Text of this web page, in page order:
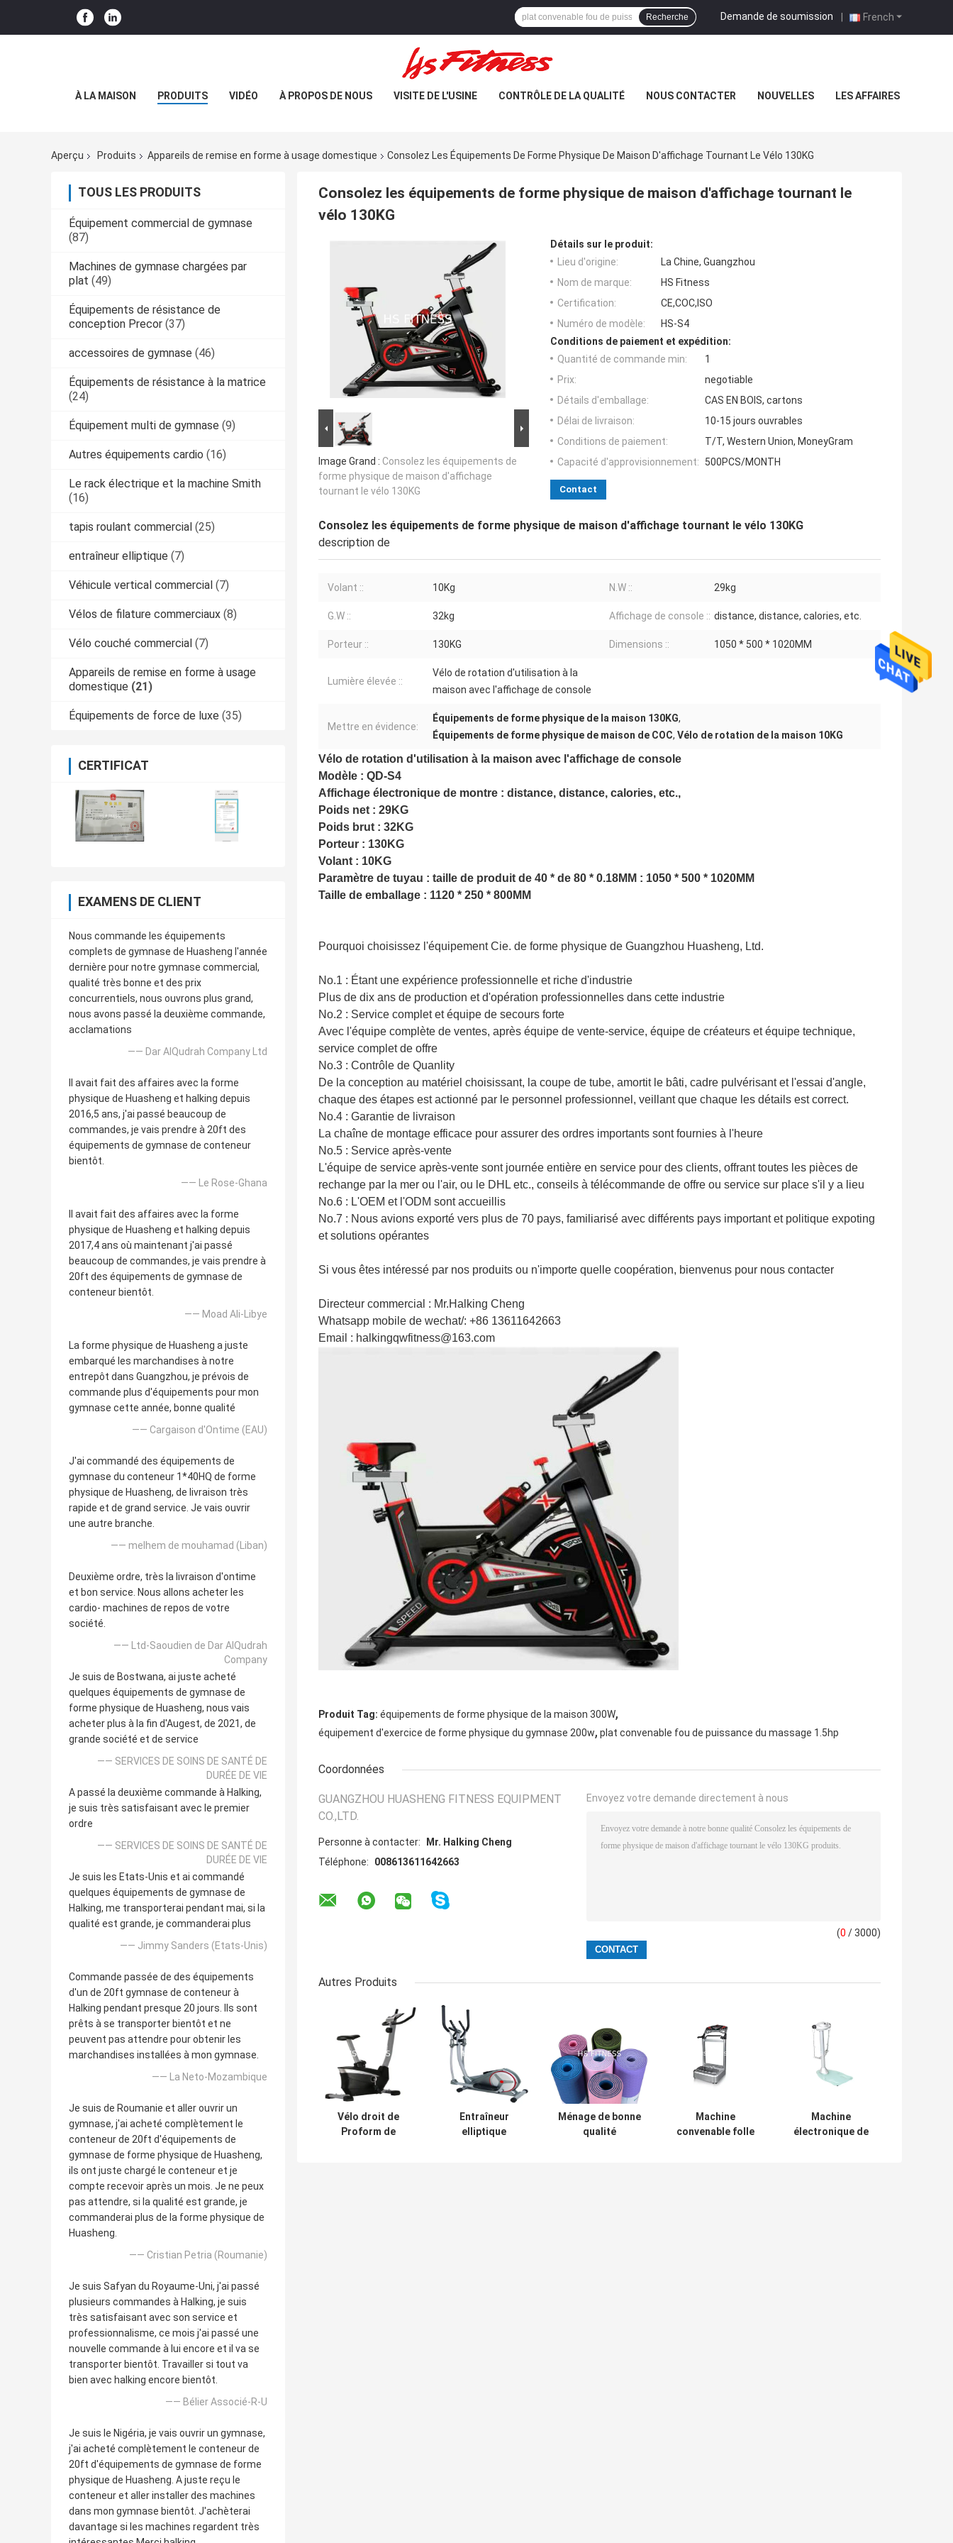
French
Demande de soumission |
Recherche
À LA MAISON PRODUITS VIDÉO À PROPOS DE NOUS VISITE DE L'USINE CONTRÔLE DE LA QUALITÉ NOUS CONTACTER NOUVELLES LES AFFAIRES
Aperçu Produits Appareils de remise en forme à usage domestique Consolez Les Équipements De Forme Physique De Maison D'affichage Tournant Le Vélo 130KG
TOUS LES PRODUITS
Équipement commercial de gymnase
(87)
Machines de gymnase chargées par
plat (49)
Équipements de résistance de
conception Precor (37)
accessoires de gymnase (46)
Équipements de résistance à la matrice
(24)
Équipement multi de gymnase (9)
Autres équipements cardio (16)
Le rack électrique et la machine Smith
(16)
tapis roulant commercial (25)
entraîneur elliptique (7)
Véhicule vertical commercial (7)
Vélos de filature commerciaux (8)
Vélo couché commercial (7)
Appareils de remise en forme à usage
domestique (21)
Équipements de force de luxe (35)
CERTIFICAT
EXAMENS DE CLIENT
Nous commande les équipements
complets de gymnase de Huasheng l'année
dernière pour notre gymnase commercial,
qualité très bonne et des prix
concurrentiels, nous ouvrons plus grand,
nous avons passé la deuxième commande,
acclamations
—— Dar AlQudrah Company Ltd
Il avait fait des affaires avec la forme
physique de Huasheng et halking depuis
2016,5 ans, j'ai passé beaucoup de
commandes, je vais prendre à 20ft des
équipements de gymnase de conteneur
bientôt.
—— Le Rose-Ghana
Il avait fait des affaires avec la forme
physique de Huasheng et halking depuis
2017,4 ans où maintenant j'ai passé
beaucoup de commandes, je vais prendre à
20ft des équipements de gymnase de
conteneur bientôt.
—— Moad Ali-Libye
La forme physique de Huasheng a juste
embarqué les marchandises à notre
entrepôt dans Guangzhou, je prévois de
commande plus d'équipements pour mon
gymnase cette année, bonne qualité
—— Cargaison d'Ontime (EAU)
J'ai commandé des équipements de
gymnase du conteneur 1*40HQ de forme
physique de Huasheng, de livraison très
rapide et de grand service. Je vais ouvrir
une autre branche.
—— melhem de mouhamad (Liban)
Deuxième ordre, très la livraison d'ontime
et bon service. Nous allons acheter les
cardio- machines de repos de votre
société.
—— Ltd-Saoudien de Dar AlQudrah
Company
Je suis de Bostwana, ai juste acheté
quelques équipements de gymnase de
forme physique de Huasheng, nous vais
acheter plus à la fin d'Augest, de 2021, de
grande société et de service
—— SERVICES DE SOINS DE SANTÉ DE
DURÉE DE VIE
A passé la deuxième commande à Halking,
je suis très satisfaisant avec le premier
ordre
—— SERVICES DE SOINS DE SANTÉ DE
DURÉE DE VIE
Je suis les Etats-Unis et ai commandé
quelques équipements de gymnase de
Halking, me transporterai pendant mai, si la
qualité est grande, je commanderai plus
—— Jimmy Sanders (Etats-Unis)
Commande passée de des équipements
d'un de 20ft gymnase de conteneur à
Halking pendant presque 20 jours. Ils sont
prêts à se transporter bientôt et ne
peuvent pas attendre pour obtenir les
marchandises installées à mon gymnase.
—— La Neto-Mozambique
Je suis de Roumanie et aller ouvrir un
gymnase, j'ai acheté complètement le
conteneur de 20ft d'équipements de
gymnase de forme physique de Huasheng,
ils ont juste chargé le conteneur et je
compte recevoir après un mois. Je ne peux
pas attendre, si la qualité est grande, je
commanderai plus de la forme physique de
Huasheng.
—— Cristian Petria (Roumanie)
Je suis Safyan du Royaume-Uni, j'ai passé
plusieurs commandes à Halking, je suis
très satisfaisant avec son service et
professionnalisme, ce mois j'ai passé une
nouvelle commande à lui encore et il va se
transporter bientôt. Travailler si tout va
bien avec halking encore bientôt.
—— Bélier Associé-R-U
Je suis le Nigéria, je vais ouvrir un gymnase,
j'ai acheté complètement le conteneur de
20ft d'équipements de gymnase de forme
physique de Huasheng. A juste reçu le
conteneur et aller installer des machines
dans mon gymnase bientôt. J'achèterai
davantage si les machines regardent très
Consolez les équipements de forme physique de maison d'affichage tournant le
vélo 130KG
Image Grand : Consolez les équipements de
forme physique de maison d'affichage
tournant le vélo 130KG
Détails sur le produit:
Lieu d'origine:
La Chine, Guangzhou
Nom de marque:
HS Fitness
Certification:
CE,COC,ISO
Numéro de modèle:
HS-S4
Conditions de paiement et expédition:
Quantité de commande min:
1
Prix:
negotiable
Détails d'emballage:
CAS EN BOIS, cartons
Délai de livraison:
10-15 jours ouvrables
Conditions de paiement:
T/T, Western Union, MoneyGram
Capacité d'approvisionnement:
500PCS/MONTH
Contact
Consolez les équipements de forme physique de maison d'affichage tournant le vélo 130KG
description de
Volant :: 10Kg N.W :: 29kg
G.W :: 32kg Affichage de console :: distance, distance, calories, etc.
Porteur :: 130KG Dimensions :: 1050 * 500 * 1020MM
Lumière élevée ::
Vélo de rotation d'utilisation à la
maison avec l'affichage de console
Mettre en évidence:
Équipements de forme physique de la maison 130KG,
Équipements de forme physique de maison de COC, Vélo de rotation de la maison 10KG
Vélo de rotation d'utilisation à la maison avec l'affichage de console
Modèle : QD-S4
Affichage électronique de montre : distance, distance, calories, etc.,
Poids net : 29KG
Poids brut : 32KG
Porteur : 130KG
Volant : 10KG
Paramètre de tuyau : taille de produit de 40 * de 80 * 0.18MM : 1050 * 500 * 1020MM
Taille de emballage : 1120 * 250 * 800MM
Pourquoi choisissez l'équipement Cie. de forme physique de Guangzhou Huasheng, Ltd.
No.1 : Étant une expérience professionnelle et riche d'industrie
Plus de dix ans de production et d'opération professionnelles dans cette industrie
No.2 : Service complet et équipe de secours forte
Avec l'équipe complète de ventes, après équipe de vente-service, équipe de créateurs et équipe technique,
service complet de offre
No.3 : Contrôle de Quanlity
De la conception au matériel choisissant, la coupe de tube, amortit le bâti, cadre pulvérisant et l'essai d'angle,
chaque des étapes est actionné par le personnel professionnel, veillant que chaque les détails est correct.
No.4 : Garantie de livraison
La chaîne de montage efficace pour assurer des ordres importants sont fournies à l'heure
No.5 : Service après-vente
L'équipe de service après-vente sont journée entière en service pour des clients, offrant toutes les pièces de
rechange par la mer ou l'air, ou le DHL etc., conseils à télécommande de offre ou service sur place s'il y a lieu
No.6 : L'OEM et l'ODM sont accueillis
No.7 : Nous avions exporté vers plus de 70 pays, familiarisé avec différents pays important et politique expoting
et solutions opérantes
Si vous êtes intéressé par nos produits ou n'importe quelle coopération, bienvenus pour nous contacter
Directeur commercial : Mr.Halking Cheng
Whatsapp mobile de wechat/: +86 13611642663
Email : halkingqwfitness@163.com
Produit Tag: équipements de forme physique de la maison 300W,
équipement d'exercice de forme physique du gymnase 200w, plat convenable fou de puissance du massage 1.5hp
Coordonnées
GUANGZHOU HUASHENG FITNESS EQUIPMENT
CO.,LTD.
Personne à contacter:
Mr. Halking Cheng
Téléphone:
008613611642663
Envoyez votre demande directement à nous
(0 / 3000)
Autres Produits
Vélo droit de
Proform de
Entraîneur
elliptique
Ménage de bonne
qualité
Machine
convenable folle
Machine
électronique de